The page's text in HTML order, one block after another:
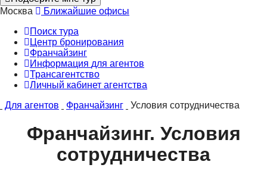
Москва
Ближайшие офисы
Поиск тура
Центр бронирования
Франчайзинг
Информация для агентов
Трансагентство
Личный кабинет агентства
Для агентов
Франчайзинг Условия сотрудничества
Франчайзинг. Условия
сотрудничества